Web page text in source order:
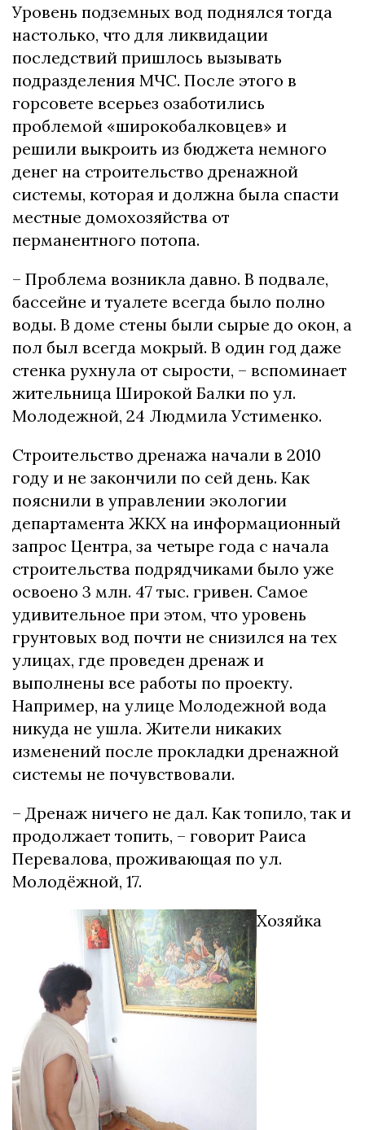
Уровень подземных вод поднялся тогда
настолько, что для ликвидации
последствий пришлось вызывать
подразделения МЧС. После этого в
горсовете всерьез озаботились
проблемой «широкобалковцев» и
решили выкроить из бюджета немного
денег на строительство дренажной
системы, которая и должна была спасти
местные домохозяйства от
перманентного потопа.
– Проблема возникла давно. В подвале,
бассейне и туалете всегда было полно
воды. В доме стены были сырые до окон, а
пол был всегда мокрый. В один год даже
стенка рухнула от сырости, – вспоминает
жительница Широкой Балки по ул.
Молодежной, 24 Людмила Устименко.
Строительство дренажа начали в 2010
году и не закончили по сей день. Как
пояснили в управлении экологии
департамента ЖКХ на информационный
запрос Центра, за четыре года с начала
строительства подрядчиками было уже
освоено 3 млн. 47 тыс. гривен. Самое
удивительное при этом, что уровень
грунтовых вод почти не снизился на тех
улицах, где проведен дренаж и
выполнены все работы по проекту.
Например, на улице Молодежной вода
никуда не ушла. Жители никаких
изменений после прокладки дренажной
системы не почувствовали.
– Дренаж ничего не дал. Как топило, так и
продолжает топить, – говорит Раиса
Перевалова, проживающая по ул.
Молодёжной, 17.
Хозяйка